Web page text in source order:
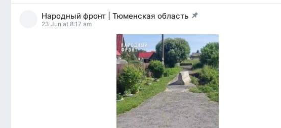
Народный фронт | Тюменская область
post pinned
23 Jun at 8:17 am